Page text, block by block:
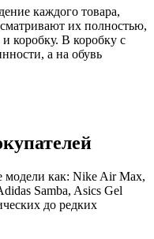
каждого товара,
их полностью,
коробку. В коробку с
а на обувь
модели как: Nike Air Max,
Samba, Asics Gel
до редких